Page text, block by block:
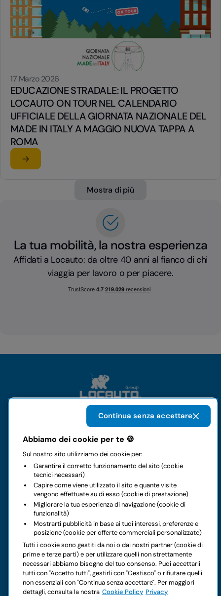
17 Marzo 2026
EDUCAZIONE STRADALE: IL PROGETTO
LOCAUTO ON TOUR NEL CALENDARIO
UFFICIALE DELLA GIORNATA NAZIONALE DEL
MADE IN ITALY A MAGGIO NUOVA TAPPA A
ROMA
Leggi l'articolo
su EDUCAZIONE STRADALE: IL PROGETTO LOCAUTO
Mostra di più
La tua mobilità, la nostra esperienza
Affidati a Locauto: da oltre 40 anni al fianco di chi
viaggia per lavoro o per piacere.
Noleggi
Business
Contatti
Note legali
Hai dei dubbi sul tuo prossimo noleggio?
Abbiamo dei cookie per te 🍪
Sul nostro sito utilizziamo dei cookie per:
Garantire il corretto funzionamento del sito (cookie
tecnici necessari)
Capire come viene utilizzato il sito e quante visite
vengono effettuate su di esso (cookie di prestazione)
Migliorare la tua esperienza di navigazione (cookie di
funzionalità)
Mostrarti pubblicità in base ai tuoi interessi, preferenze e
posizione (cookie per offerte commerciali personalizzate)
Tutti i cookie sono gestiti da noi o dai nostri partner (cookie di
prime e terze parti) e per utilizzare quelli non strettamente
necessari abbiamo bisogno del tuo consenso. Puoi accettarli
tutti con "Accetto tutti", gestirli con "Gestisco" o rifiutare quelli
non essenziali con "Continua senza accettare". Per maggiori
dettagli, consulta la nostra Cookie Policy Privacy
Continua senza accettare